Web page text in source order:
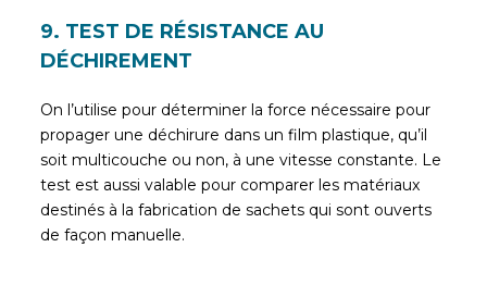
9. TEST DE RÉSISTANCE AU
DÉCHIREMENT
On l’utilise pour déterminer la force nécessaire pour
propager une déchirure dans un film plastique, qu’il
soit multicouche ou non, à une vitesse constante. Le
test est aussi valable pour comparer les matériaux
destinés à la fabrication de sachets qui sont ouverts
de façon manuelle.